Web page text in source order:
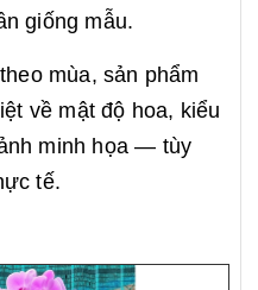
giống mẫu.
mùa, sản phẩm
về mật độ hoa, kiểu
minh họa — tùy
tế.